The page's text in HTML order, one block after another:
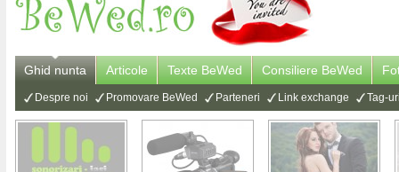
Ghid nunta Articole Texte BeWed Consiliere BeWed
Despre noi Promovare BeWed Parteneri Link exchange Tag-